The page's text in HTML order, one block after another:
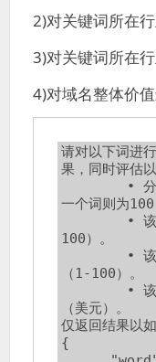
2)对关键词所在
3)对关键词所在
4)对域名整体价
请对以下词进
果，同时评估
一个词则为
100）。
（1-100）。
（美元）。
仅返回结果以
{